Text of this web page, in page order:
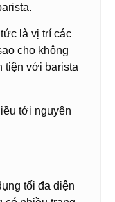
là vị trí các
cho không
tiện với barista
tới nguyên
tối đa diện